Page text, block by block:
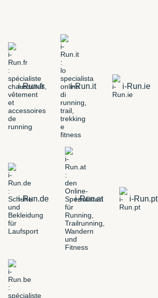
i-Run.fr i-Run.it i-Run.ie
i-Run.de i-Run.at i-Run.pt